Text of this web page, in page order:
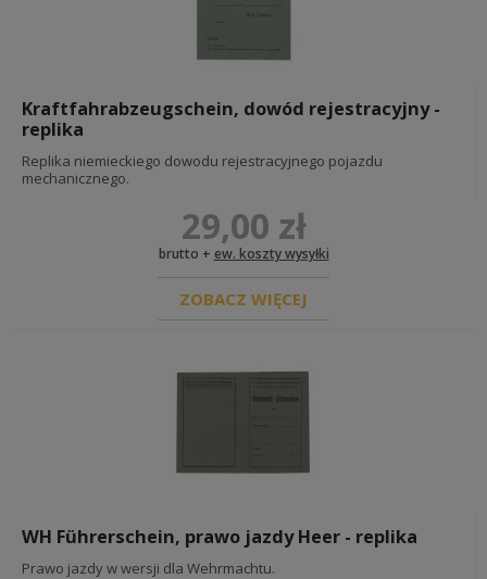
Kraftfahrabzeugschein, dowód rejestracyjny -
replika
Replika niemieckiego dowodu rejestracyjnego pojazdu
mechanicznego.
29,00 zł
brutto + ew. koszty wysyłki
ZOBACZ WIĘCEJ
WH Führerschein, prawo jazdy Heer - replika
Prawo jazdy w wersji dla Wehrmachtu.